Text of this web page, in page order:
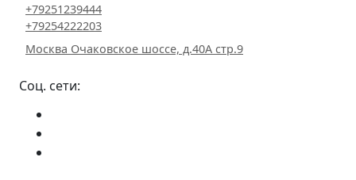
+79251239444
+79254222203
Москва Очаковское шоссе, д.40А стр.9
Соц. сети: